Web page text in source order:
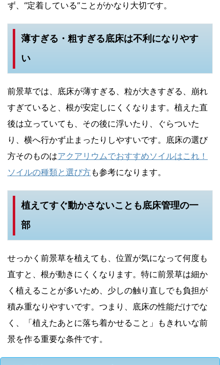
ず、“定着している”ことがかなり大切です。
薄すぎる・粗すぎる底床は不利になりやす
い
前景草では、底床が薄すぎる、粒が大きすぎる、崩れ
すぎていると、根が安定しにくくなります。植えた直
後は立っていても、その後に浮いたり、ぐらついた
り、横へ行かず止まったりしやすいです。底床の選び
方そのものはアクアリウムでおすすめソイルはこれ！
ソイルの種類と選び方も参考になります。
植えてすぐ動かさないことも底床管理の一
部
せっかく前景草を植えても、位置が気になって何度も
直すと、根が動きにくくなります。特に前景草は細か
く植えることが多いため、少しの触り直しでも負担が
積み重なりやすいです。つまり、底床の性能だけでな
く、「植えたあとに落ち着かせること」もきれいな前
景を作る重要な条件です。